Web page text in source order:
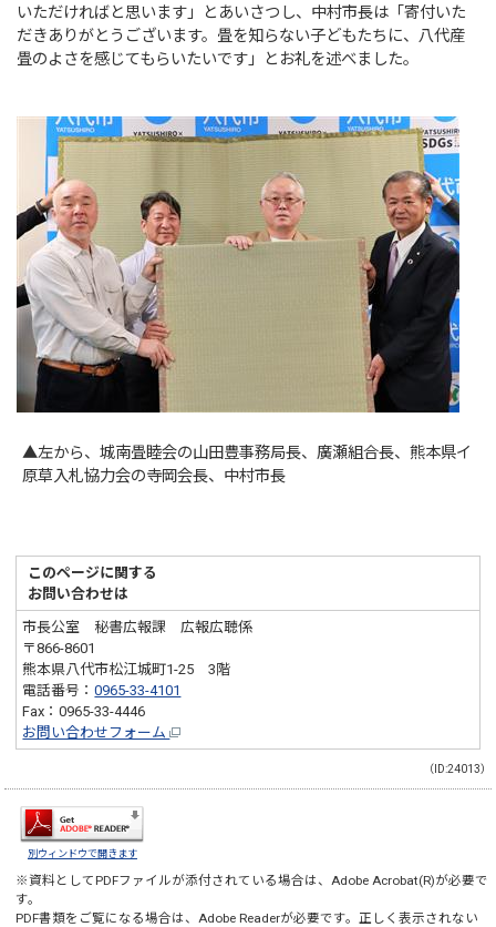
いただければと思います」とあいさつし、中村市長は「寄付いた
だきありがとうございます。畳を知らない子どもたちに、八代産
畳のよさを感じてもらいたいです」とお礼を述べました。
▲左から、城南畳睦会の山田豊事務局長、廣瀬組合長、熊本県イ
原草入札協力会の寺岡会長、中村市長
このページに関する
お問い合わせは
市長公室 秘書広報課 広報広聴係
〒866-8601
熊本県八代市松江城町1-25 3階
電話番号：0965-33-4101
Fax：0965-33-4446
お問い合わせフォーム
（ID:24013）
別ウィンドウで開きます
※資料としてPDFファイルが添付されている場合は、 Adobe Acrobat(R)が必要で
す。
PDF書類をご覧になる場合は、 Adobe Readerが必要です。正しく表示されない